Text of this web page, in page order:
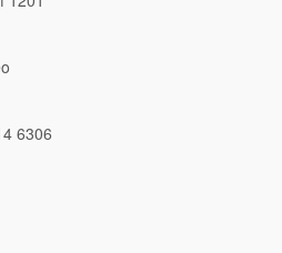
6306